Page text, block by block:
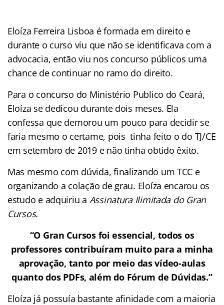
Eloíza Ferreira Lisboa é formada em direito e
durante o curso viu que não se identificava com a
advocacia, então viu nos concurso públicos uma
chance de continuar no ramo do direito.
Para o concurso do Ministério Publico do Ceará,
Eloíza se dedicou durante dois meses. Ela
confessa que demorou um pouco para decidir se
faria mesmo o certame, pois tinha feito o do TJ/CE
em setembro de 2019 e não tinha obtido êxito.
Mas mesmo com dúvida, finalizando um TCC e
organizando a colação de grau. Eloíza encarou os
estudo e adquiriu a Assinatura Ilimitada do Gran
Cursos.
“O Gran Cursos foi essencial, todos os
professores contribuíram muito para a minha
aprovação, tanto por meio das vídeo-aulas
quanto dos PDFs, além do Fórum de Dúvidas.”
Eloíza já possuía bastante afinidade com a maioria